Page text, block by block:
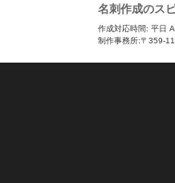
名刺作成のス
作成対応時間: 平日
制作事務所:〒359-